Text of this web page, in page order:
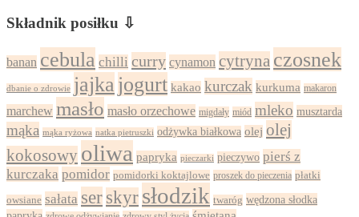
Składnik posiłku ⇩
banan cebula chilli curry cynamon cytryna czosnek
dbanie o zdrowie jajka jogurt kakao kurczak kurkuma makaron
marchew masło masło orzechowe migdały miód mleko musztarda
mąka mąka ryżowa natka pietruszki odżywka białkowa olej olej
kokosowy oliwa papryka pieczarki pieczywo pierś z
kurczaka pomidor pomidorki koktajlowe proszek do pieczenia płatki
owsiane sałata ser skyr słodzik twaróg wędzona słodka